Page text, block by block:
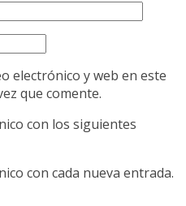
electrónico y web en este
que comente.
con los siguientes
con cada nueva entrada.